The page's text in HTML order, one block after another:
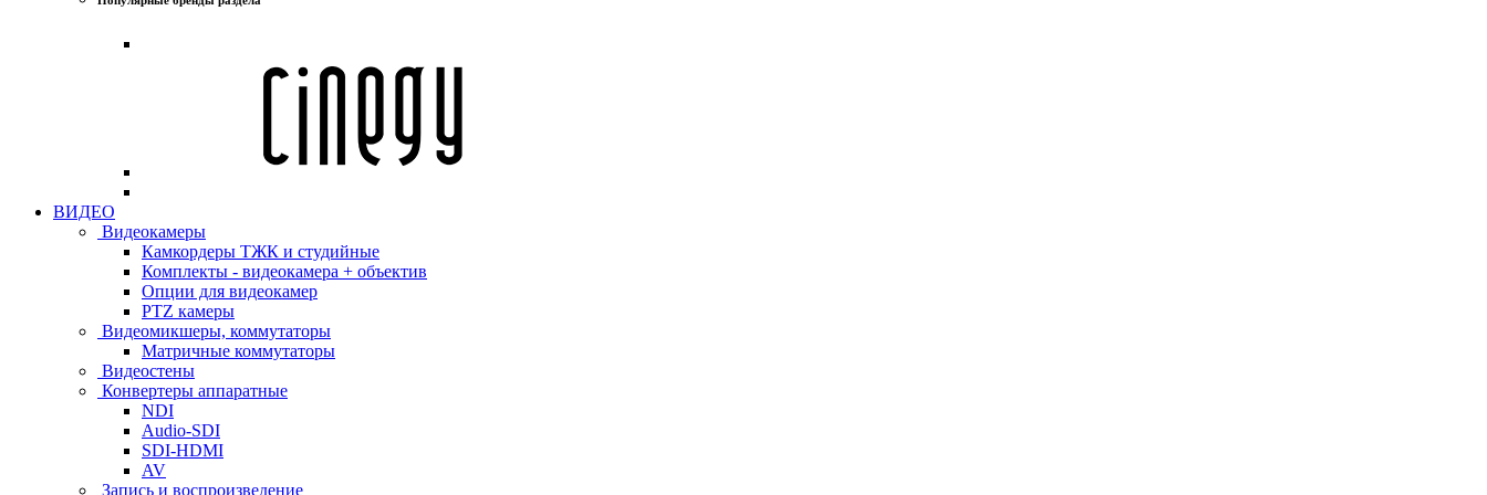
ВИДЕО
Видеокамеры
Камкордеры ТЖК и студийные
Комплекты - видеокамера + объектив
Опции для видеокамер
PTZ камеры
Видеомикшеры, коммутаторы
Матричные коммутаторы
Видеостены
Конвертеры аппаратные
NDI
Audio-SDI
SDI-HDMI
AV
Запись и воспроизведение